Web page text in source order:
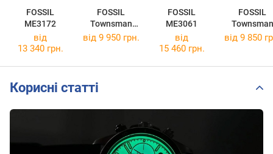
FOSSIL
ME3172
FOSSIL
Townsman
ME3267
FOSSIL
ME3061
FOSSIL
Townsman
ME3259
від
13 340 грн.
від 9 950 грн.
від
15 460 грн.
від 9 850
Корисні статті